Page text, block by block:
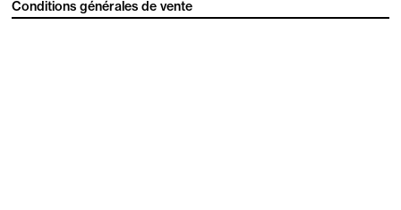
Conditions générales de vente